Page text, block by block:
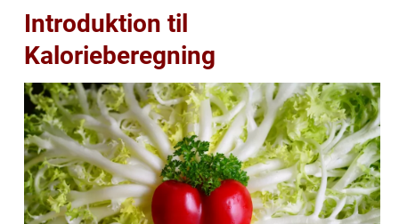
Introduktion til
Kalorieberegning